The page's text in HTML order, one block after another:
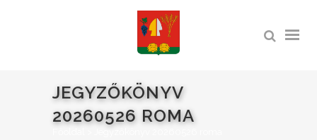
JEGYZŐKÖNYV
20260526 ROMA